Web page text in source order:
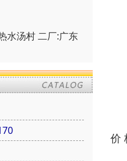
水汤村 二厂:广东
价